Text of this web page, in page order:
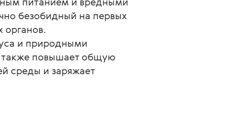
безобидный на первых
органов.
и природными
также повышает общую
среды и заряжает